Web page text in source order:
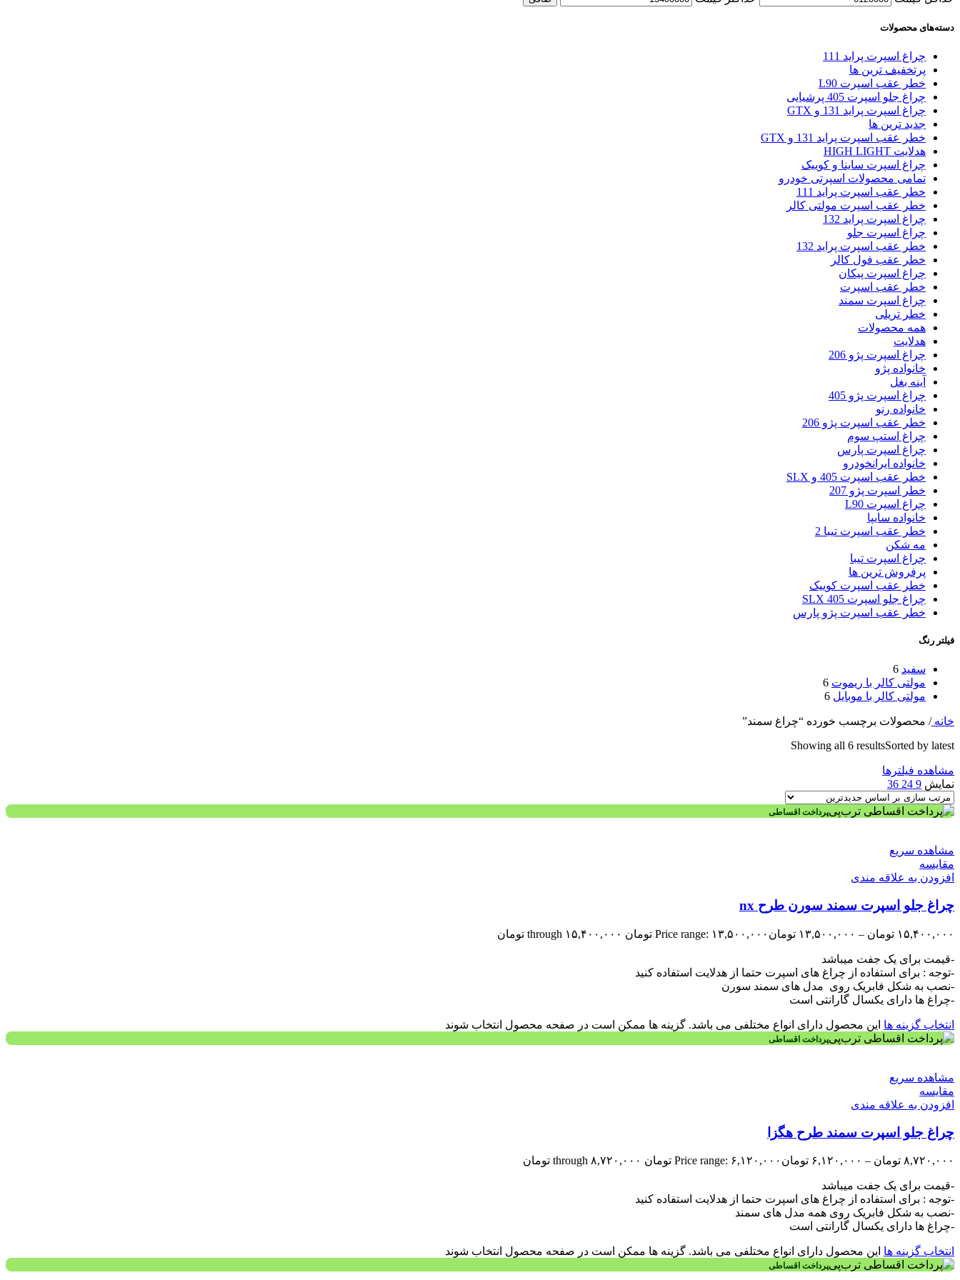
دسته‌های محصولات
چراغ اسپرت پراید 111
پرتخفیف ترین ها
خطر عقب اسپرت L90
چراغ جلو اسپرت 405 پرشیایی
چراغ اسپرت پراید 131 و GTX
جدید ترین ها
خطر عقب اسپرت پراید 131 و GTX
هدلایت HIGH LIGHT
چراغ اسپرت ساینا و کوییک
تمامی محصولات اسپرتی خودرو
خطر عقب اسپرت پراید 111
خطر عقب اسپرت مولتی کالر
چراغ اسپرت پراید 132
چراغ اسپرت جلو
خطر عقب اسپرت پراید 132
خطر عقب فول کالر
چراغ اسپرت پیکان
خطر عقب اسپرت
چراغ اسپرت سمند
خطر تریلی
همه محصولات
هدلایت
چراغ اسپرت پژو 206
خانواده پژو
آینه بغل
چراغ اسپرت پژو 405
خانواده رنو
خطر عقب اسپرت پژو 206
چراغ استپ سوم
چراغ اسپرت پارس
خانواده ایرانخودرو
خطر عقب اسپرت 405 و SLX
خطر اسپرت پژو 207
چراغ اسپرت L90
خانواده سایپا
خطر عقب اسپرت تیبا 2
مه شکن
چراغ اسپرت تیبا
پرفروش ترین ها
خطر عقب اسپرت کوییک
چراغ جلو اسپرت 405 SLX
خطر عقب اسپرت پژو پارس
فیلتر رنگ
سفید 6
مولتی کالر با ریموت 6
مولتی کالر با موبایل 6
خانه/ محصولات برچسب خورده “چراغ سمند”
Showing all 6 resultsSorted by latest
مشاهده فیلترها
نمایش 9
24
36
پرداخت اقساطی
مشاهده سریع
مقایسه
افزودن به علاقه مندی
چراغ جلو اسپرت سمند سورن طرح nx
۱۵,۴۰۰,۰۰۰ تومان – ۱۳,۵۰۰,۰۰۰ تومان Price range: ۱۳,۵۰۰,۰۰۰ تومان through ۱۵,۴۰۰,۰۰۰ تومان
-قیمت برای یک جفت میباشد
-توجه : برای استفاده از چراغ های اسپرت حتما از هدلایت استفاده کنید
-نصب به شکل فابریک روی مدل های سمند سورن
-چراغ ها دارای یکسال گارانتی است
انتخاب گزینه ها این محصول دارای انواع مختلفی می باشد. گزینه ها ممکن است در صفحه محصول انتخاب شوند
پرداخت اقساطی
مشاهده سریع
مقایسه
افزودن به علاقه مندی
چراغ جلو اسپرت سمند طرح هگزا
۸,۷۲۰,۰۰۰ تومان – ۶,۱۲۰,۰۰۰ تومان Price range: ۶,۱۲۰,۰۰۰ تومان through ۸,۷۲۰,۰۰۰ تومان
-قیمت برای یک جفت میباشد
-توجه : برای استفاده از چراغ های اسپرت حتما از هدلایت استفاده کنید
-نصب به شکل فابریک روی همه مدل های سمند
-چراغ ها دارای یکسال گارانتی است
انتخاب گزینه ها این محصول دارای انواع مختلفی می باشد. گزینه ها ممکن است در صفحه محصول انتخاب شوند
پرداخت اقساطی